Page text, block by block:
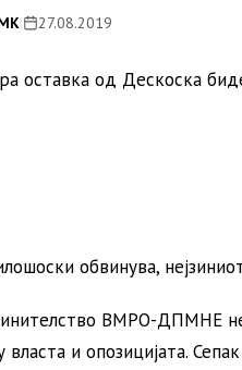
| 27.08.2019
од Дескоска
обвинува,
ВМРО-ДПМНЕ
власта и опозицијата.